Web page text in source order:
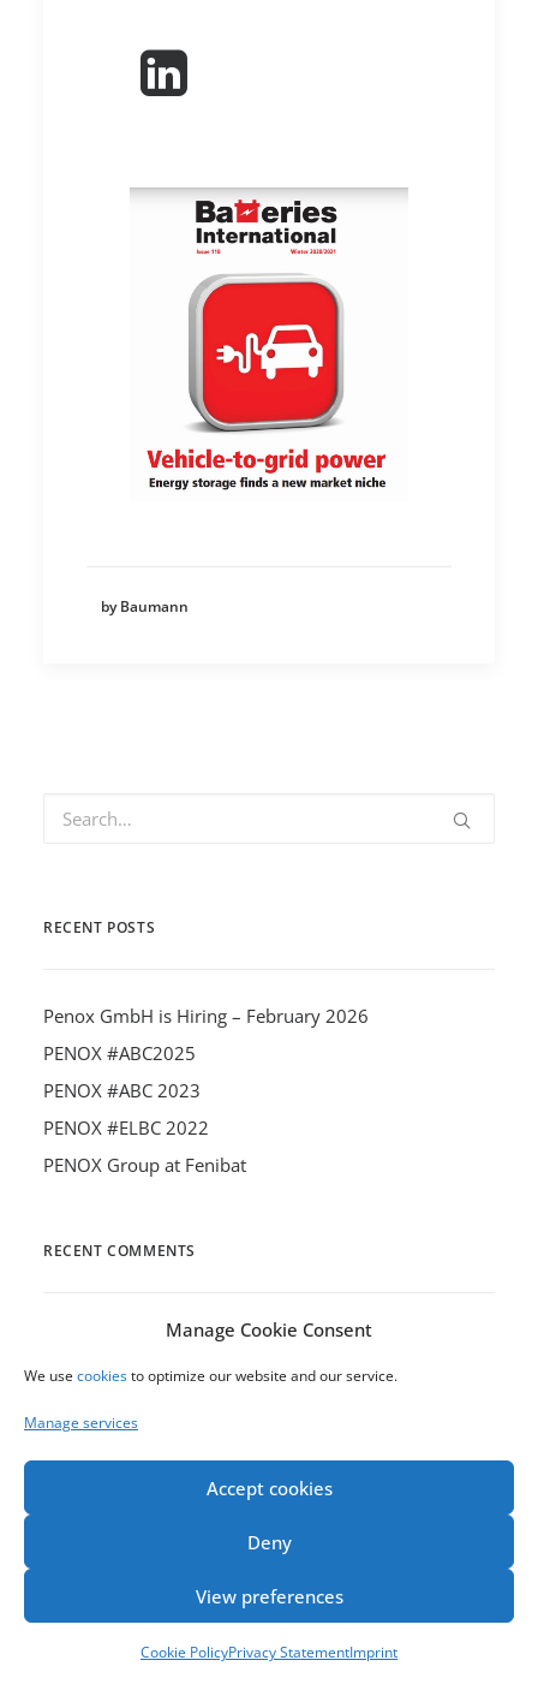
Manage Cookie Consent
We use cookiesto optimize our website and our service.
Manage services
Accept cookies
Deny
View preferences
Cookie PolicyPrivacy StatementImprint
by Baumann
RECENT POSTS
Penox GmbH is Hiring – February 2026
PENOX #ABC2025
PENOX #ABC 2023
PENOX #ELBC 2022
PENOX Group at Fenibat
RECENT COMMENTS
ARCHIVES
February 2026
May 2021